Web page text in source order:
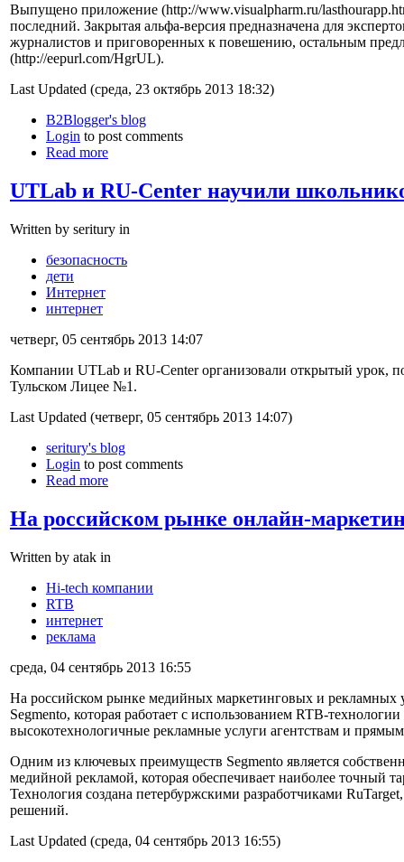
Выпущено приложение (http://www.visualpharm.ru/
последний. Закрытая альфа-версия предназначена для
журналистов и приговоренных к повешению, остальным
(http://eepurl.com/HgrUL).
Last Updated (среда, 23 октябрь 2013 18:32)
B2Blogger's blog
Login to post comments
Read more
UTLab и RU-Center научили
Written by seritury in
безопасность
дети
Интернет
интернет
четверг, 05 сентябрь 2013 14:07
Компании UTLab и RU-Center организовали открытый урок,
Тульском Лицее №1.
Last Updated (четверг, 05 сентябрь 2013 14:07)
seritury's blog
Login to post comments
Read more
На российском рынке онлайн-
Written by atak in
Hi-tech компании
RTB
интернет
реклама
среда, 04 сентябрь 2013 16:55
На российском рынке медийных маркетинговых и рекламных
Segmento, которая работает с использованием RTB-
высокотехнологичные рекламные услуги агентствам и прямым
Одним из ключевых преимуществ Segmento является
медийной рекламой, которая обеспечивает наиболее точный
Технология создана петербуржскими разработчиками
решений.
Last Updated (среда, 04 сентябрь 2013 16:55)